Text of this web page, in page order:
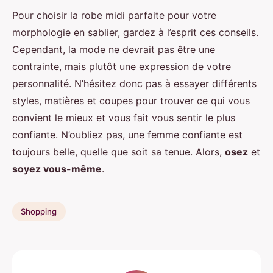
Pour choisir la robe midi parfaite pour votre
morphologie en sablier, gardez à l’esprit ces conseils.
Cependant, la mode ne devrait pas être une
contrainte, mais plutôt une expression de votre
personnalité. N’hésitez donc pas à essayer différents
styles, matières et coupes pour trouver ce qui vous
convient le mieux et vous fait vous sentir le plus
confiante. N’oubliez pas, une femme confiante est
toujours belle, quelle que soit sa tenue. Alors, osez et
soyez vous-même.
Shopping